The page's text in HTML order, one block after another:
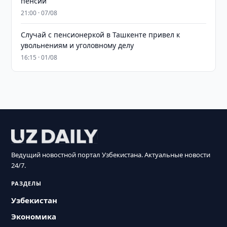
21:00 · 07/08
Случай с пенсионеркой в Ташкенте привел к
увольнениям и уголовному делу
16:15 · 01/08
Ведущий новостной портал Узбекистана. Актуальные новости
24/7.
РАЗДЕЛЫ
Узбекистан
Экономика